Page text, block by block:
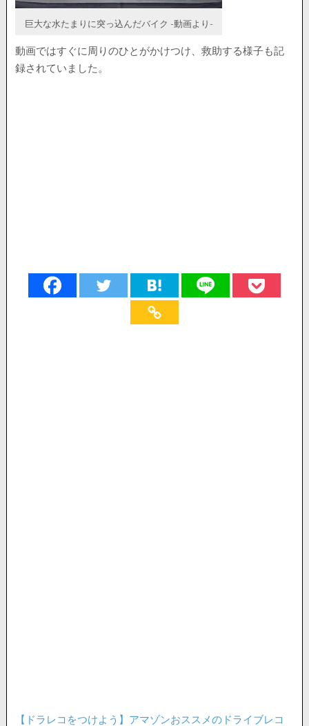
巨大な水たまりに突っ込んだバイク -動画より-
動画ではすぐに周りのひとがかけつけ、救助する様子も記
録されていました。
【ドラレコをつけよう】アマゾンおススメのドライブレコ